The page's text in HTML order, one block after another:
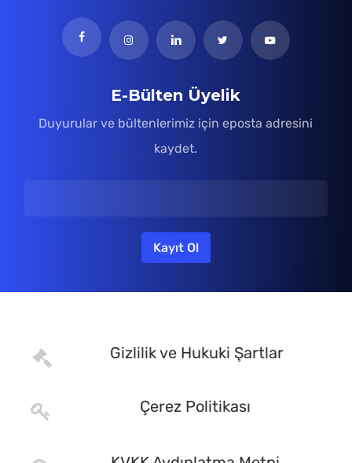
E-Bülten Üyelik
Duyurular ve bültenlerimiz için eposta adresini
kaydet.
Gizlilik ve Hukuki Şartlar
Çerez Politikası